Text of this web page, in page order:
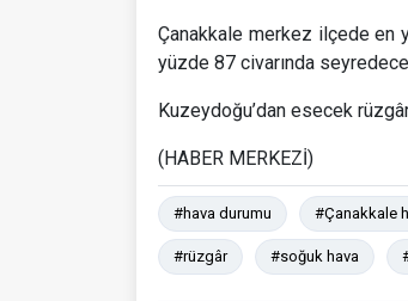
Çanakkale merkez ilçede en
yüzde 87 civarında
Kuzeydoğu’dan esecek
(HABER MERKEZİ)
#hava durumu #Çanakkale
#rüzgâr #soğuk hava